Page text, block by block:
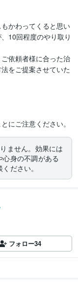
かわってくると思い
10回程度のやり取り
依頼者様に合った治
をご提案させていた
にご注意ください。
ません。効果には
身の不調がある
ださい。
フォロー34